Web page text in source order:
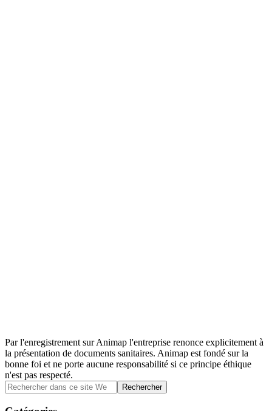
Par l'enregistrement sur Animap l'entreprise renonce explicitement à
la présentation de documents sanitaires. Animap est fondé sur la
bonne foi et ne porte aucune responsabilité si ce principe éthique
n'est pas respecté.
Barre
latérale
Rechercher
dans
ce